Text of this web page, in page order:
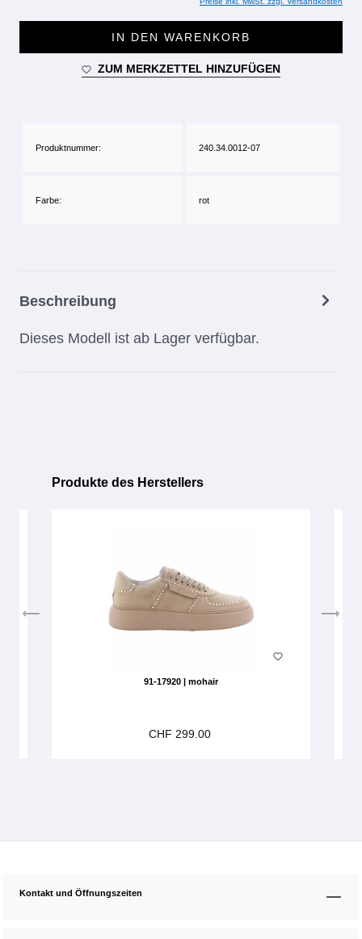
IN DEN WARENKORB
ZUM MERKZETTEL HINZUFÜGEN
Produktnummer: 240.34.0012-07
Farbe: rot
Beschreibung
Dieses Modell ist ab Lager verfügbar.
Produktgalerie überspringen
Produkte des Herstellers
91-17920 | mohair
CHF 299.00
Kontakt und Öffnungszeiten